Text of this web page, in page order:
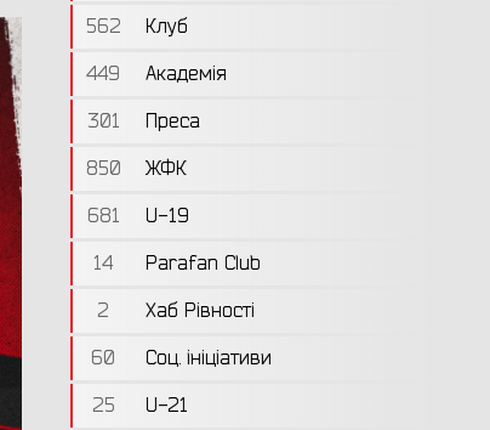
562
Клуб
449
Академія
301
Преса
850
ЖФК
681
U-19
14
Parafan Club
2
Хаб Рівності
60
Соц. ініціативи
25
U-21